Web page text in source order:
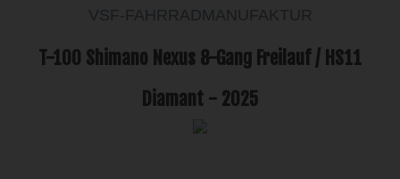
VSF-FAHRRADMANUFAKTUR
T-100 Shimano Nexus 8-Gang Freilauf / HS11
Diamant - 2025